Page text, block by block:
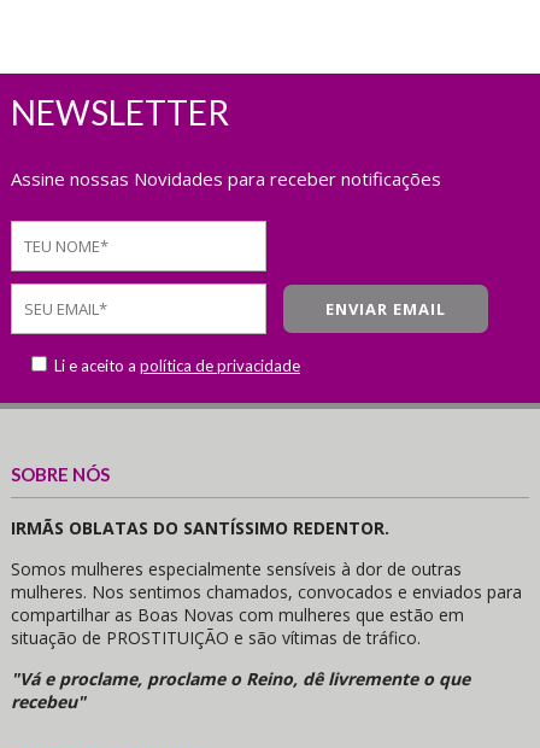
NEWSLETTER
Assine nossas Novidades para receber notificações
Li e aceito a política de privacidade
SOBRE NÓS
IRMÃS OBLATAS DO SANTÍSSIMO REDENTOR.
Somos mulheres especialmente sensíveis à dor de outras
mulheres. Nos sentimos chamados, convocados e enviados para
compartilhar as Boas Novas com mulheres que estão em
situação de PROSTITUIÇÃO e são vítimas de tráfico.
"Vá e proclame, proclame o Reino, dê livremente o que
recebeu"